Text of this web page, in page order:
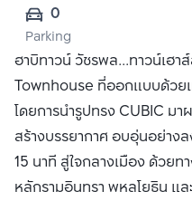
0
Parking
ฮาบิทาวน์ วัชรพล...ทาวน์เฮาส์
Townhouse ที่ออกแบบด้วย
โดยการนำรูปทรง CUBIC มา
สร้างบรรยากาศ อบอุ่นอย่างล
15 นาที สู่ใจกลางเมือง ด้วยท
หลักรามอินทรา พหลโยธิน แ